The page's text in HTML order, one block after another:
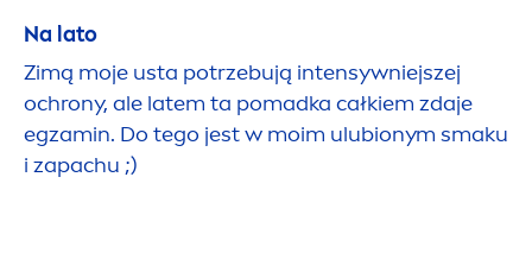
Na lato
Zimą moje usta potrzebują intensywniejszej
ochrony, ale latem ta pomadka całkiem zdaje
egzamin. Do tego jest w moim ulubionym smaku
i zapachu ;)